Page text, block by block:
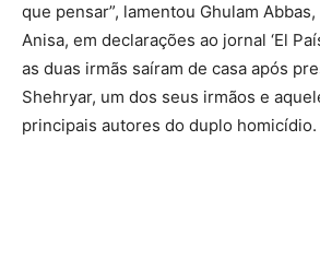
que pensar”, lamentou Ghulam
Anisa, em declarações ao jornal ‘El
as duas irmãs saíram de casa após
Shehryar, um dos seus irmãos e
principais autores do duplo homicídio.